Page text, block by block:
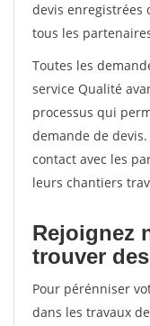
devis enregistrées
tous les
Toutes les
service Qualité
processus qui
demande de
contact avec les
leurs chantiers
Rejoignez
trouver
Pour pérénniser
dans les travaux